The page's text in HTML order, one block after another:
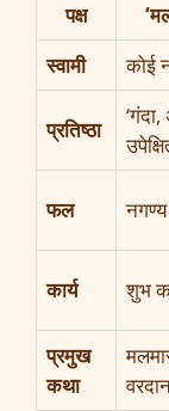
पक्ष
स्वामी
कोई
प्रतिष्ठा
फल नगण्य
कार्य शुभ
प्रमुख
कथा